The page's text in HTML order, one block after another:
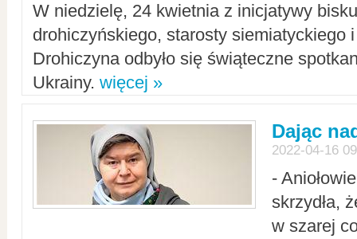
W niedzielę, 24 kwietnia z inicjatywy
drohiczyńskiego, starosty siemiatyckiego
Drohiczyna odbyło się świąteczne
Ukrainy. więcej »
Dając
2022-04-16
-
skrzydła,
w szarej